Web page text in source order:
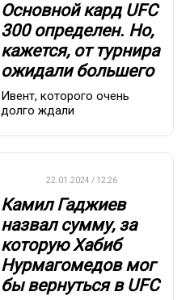
Основной кард UFC
300 определен. Но,
кажется, от турнира
ожидали большего
Ивент, которого очень
долго ждали
22.01.2024 / 12:26
Камил Гаджиев
назвал сумму, за
которую Хабиб
Нурмагомедов мог
бы вернуться в UFC